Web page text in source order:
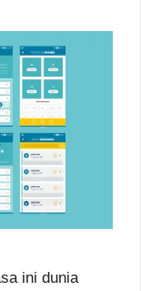
ini dunia